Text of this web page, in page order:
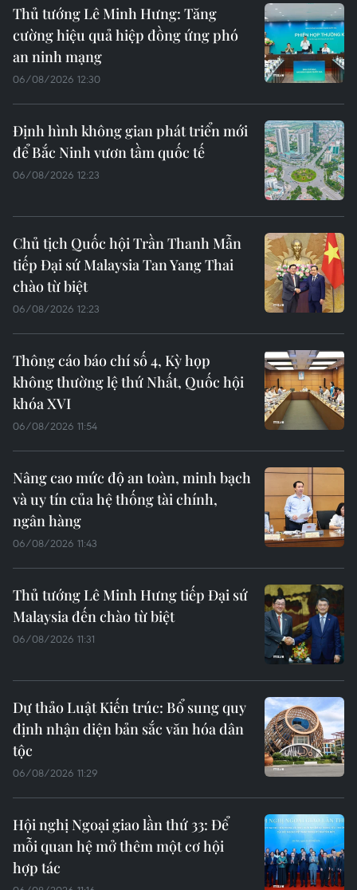
Thủ tướng Lê Minh Hưng: Tăng
cường hiệu quả hiệp đồng ứng phó
an ninh mạng
06/08/2026 12:30
Định hình không gian phát triển mới
để Bắc Ninh vươn tầm quốc tế
06/08/2026 12:23
Chủ tịch Quốc hội Trần Thanh Mẫn
tiếp Đại sứ Malaysia Tan Yang Thai
chào từ biệt
06/08/2026 12:23
Thông cáo báo chí số 4, Kỳ họp
không thường lệ thứ Nhất, Quốc hội
khóa XVI
06/08/2026 11:54
Nâng cao mức độ an toàn, minh bạch
và uy tín của hệ thống tài chính,
ngân hàng
06/08/2026 11:43
Thủ tướng Lê Minh Hưng tiếp Đại sứ
Malaysia đến chào từ biệt
06/08/2026 11:31
Dự thảo Luật Kiến trúc: Bổ sung quy
định nhận diện bản sắc văn hóa dân
tộc
06/08/2026 11:29
Hội nghị Ngoại giao lần thứ 33: Để
mỗi quan hệ mở thêm một cơ hội
hợp tác